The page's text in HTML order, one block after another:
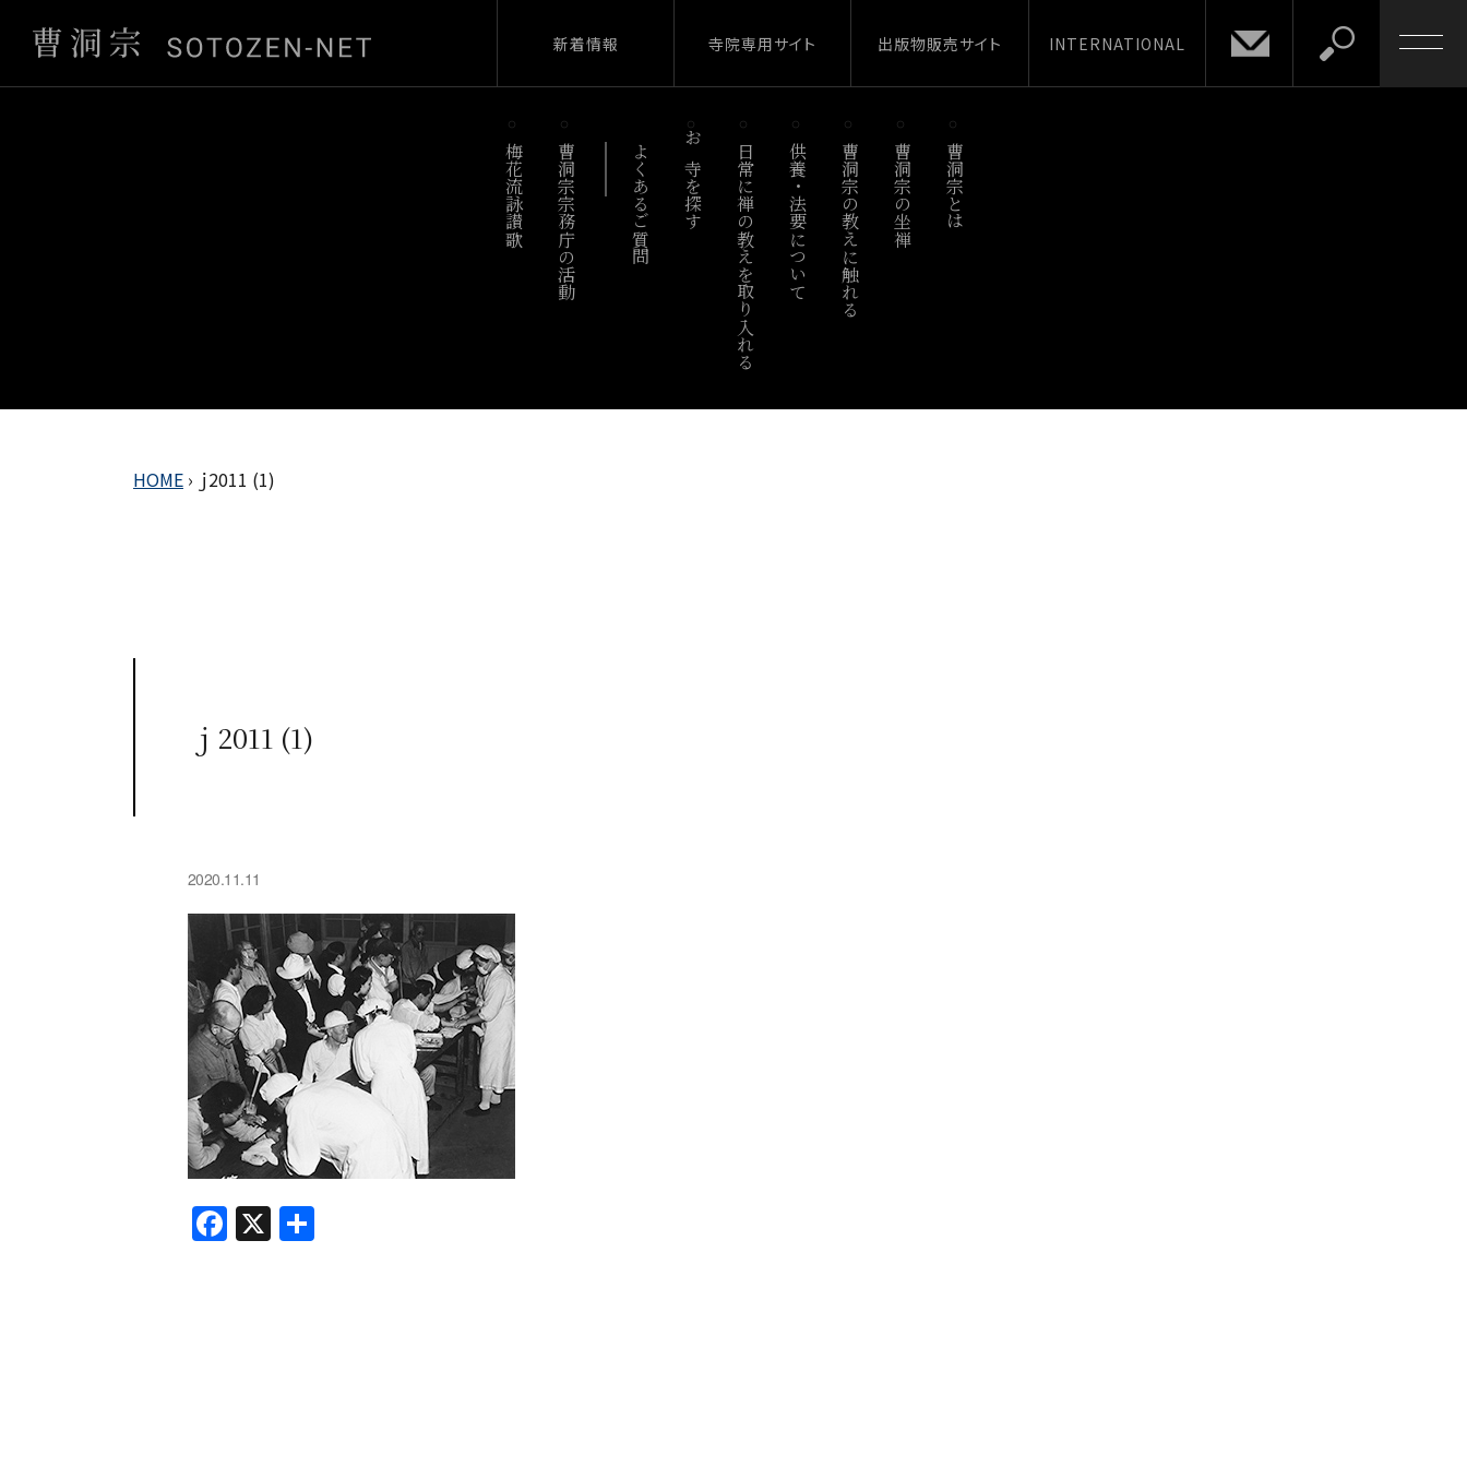
新着情報 寺院専用サイト 出版物販売サイト INTERNATIONAL
梅花流詠讃歌 曹洞宗宗務庁の活動 よくあるご質問 お寺を探す 日常に禅の教えを取り入れる 供養・法要について 曹洞宗の教えに触れる 曹洞宗の坐禅 曹洞宗とは
HOME › ｊ2011 (1)
ｊ2011 (1)
2020.11.11
F
a
X